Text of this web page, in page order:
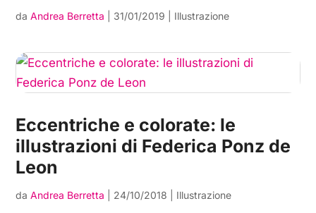
daAndrea Berretta 31/01/2019 Illustrazione
Eccentriche e colorate: le
illustrazioni di Federica Ponz de
Leon
daAndrea Berretta 24/10/2018 Illustrazione